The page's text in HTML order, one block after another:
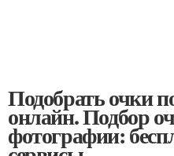
Подобрать очки
онлайн. Подбор
фотографии: